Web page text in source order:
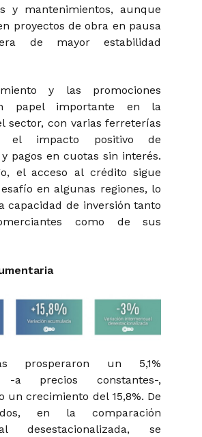
y mantenimientos, aunque
proyectos de obra en pausa
de mayor estabilidad
y las promociones
papel importante en la
sector, con varias ferreterías
el impacto positivo de
pagos en cuotas sin interés.
el acceso al crédito sigue
en algunas regiones, lo
capacidad de inversión tanto
como de sus
prosperaron un 5,1%
-a precios constantes-,
un crecimiento del 15,8%. De
en la comparación
desestacionalizada, se